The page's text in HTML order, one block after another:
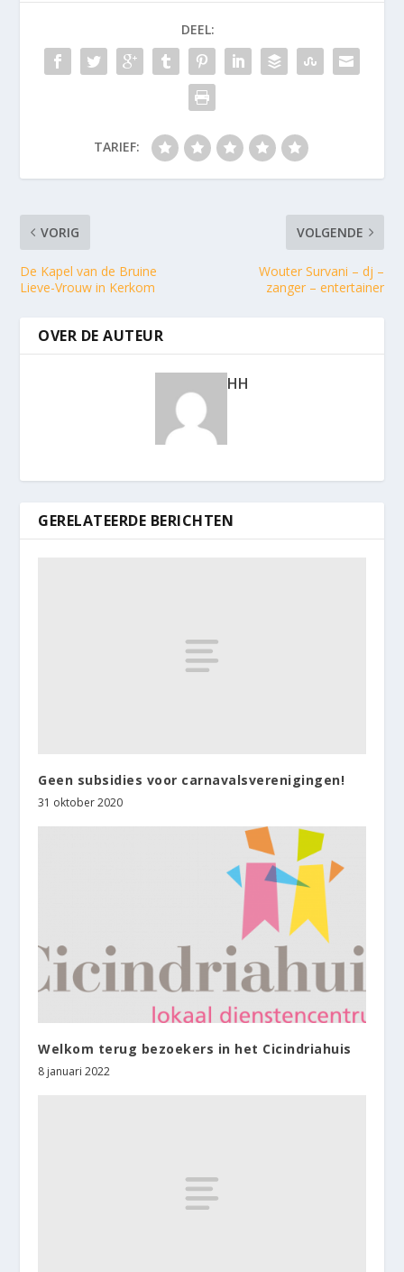
DEEL:
TARIEF:
VORIG
De Kapel van de Bruine
Lieve-Vrouw in Kerkom
VOLGENDE
Wouter Survani – dj –
zanger – entertainer
OVER DE AUTEUR
HH
GERELATEERDE BERICHTEN
Geen subsidies voor carnavalsverenigingen!
31 oktober 2020
Welkom terug bezoekers in het Cicindriahuis
8 januari 2022